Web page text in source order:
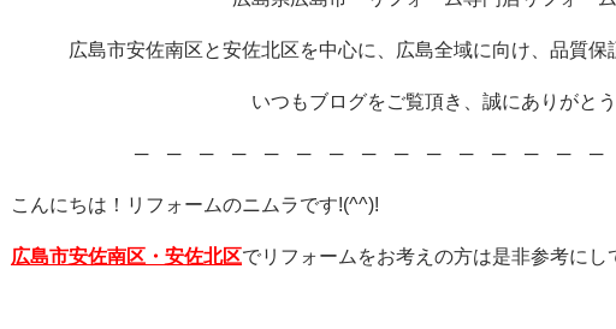
広島市安佐南区と安佐北区を中心に、広島全域に向け、品質保
いつもブログをご覧頂き、誠にありがと
─ ─ ─ ─ ─ ─ ─ ─ ─ ─ ─ ─ ─ ─
こんにちは！リフォームのニムラです!(^^)!
広島市安佐南区・安佐北区でリフォームをお考えの方は是非参考にし